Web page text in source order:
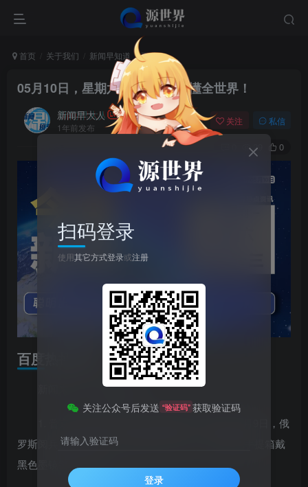
首页 关于我们 新闻早知道 正文
05月10日，星期六, 每天60秒读懂全世界！
新闻早大人
1年前发布
关注 私信
29 0
百度热搜新闻
新闻来源：百度热搜榜
1. 普京警卫携带的黑色手提箱抢镜 当地时间5月9日，俄
罗斯阅兵仪式结束后，普京离开主席台，手提黑色手提箱戴
黑色墨镜警卫护卫左右。
扫码登录
使用其它方式登录或注册
关注公众号后发送 “验证码” 获取验证码
请输入验证码
登录